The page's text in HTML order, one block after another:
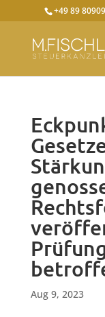
+49 89
Aug 9, 2023